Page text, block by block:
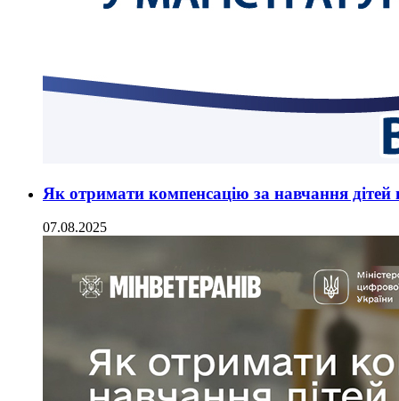
Як отримати компенсацію за навчання дітей
07.08.2025